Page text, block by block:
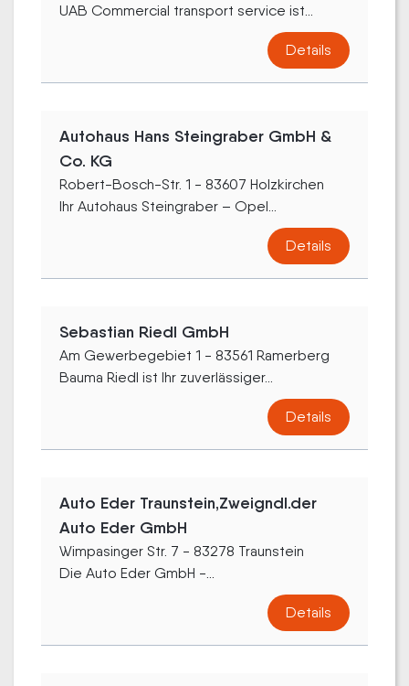
UAB Commercial transport service ist...
Details
Autohaus Hans Steingraber GmbH &
Co. KG
Robert-Bosch-Str. 1 - 83607 Holzkirchen
Ihr Autohaus Steingraber – Opel...
Details
Sebastian Riedl GmbH
Am Gewerbegebiet 1 - 83561 Ramerberg
Bauma Riedl ist Ihr zuverlässiger...
Details
Auto Eder Traunstein,Zweigndl.der
Auto Eder GmbH
Wimpasinger Str. 7 - 83278 Traunstein
Die Auto Eder GmbH -...
Details